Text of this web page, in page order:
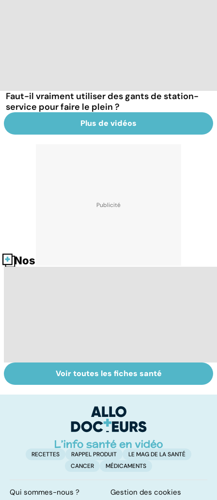
Faut-il vraiment utiliser des gants de station-
service pour faire le plein ?
Plus de vidéos
Nos fiches santé
Tout savoir sur
les infections
Inflammation des
amygdales : que
d'angine ?
Voir toutes les fiches santé
RECETTES RAPPEL PRODUIT
LE MAG DE LA SANTÉ
CANCER
MÉDICAMENTS
Qui sommes-nous ?
Gestion des cookies